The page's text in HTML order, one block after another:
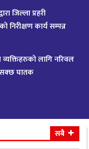
भदौ २०८२ (२४ अगस्ट
गते, बुधवार
जिल्ला प्रहरी
निरीक्षण कार्य सम्पन्न
लागि नरिवल
सक्छ घातक
सबै